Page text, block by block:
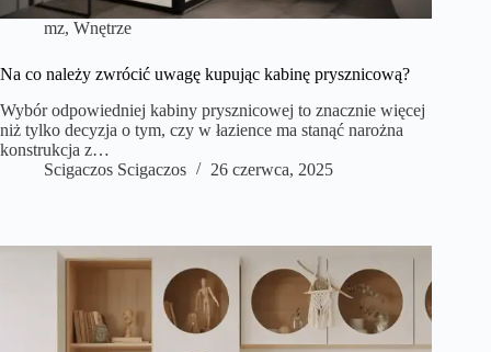
mz, Wnętrze
Na co należy zwrócić uwagę kupując kabinę prysznicową?
Wybór odpowiedniej kabiny prysznicowej to znacznie więcej
niż tylko decyzja o tym, czy w łazience ma stanąć narożna
konstrukcja z…
Scigaczos Scigaczos
26 czerwca, 2025